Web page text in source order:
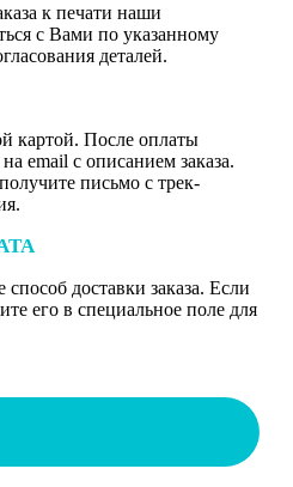
к печати наши
с Вами по указанному
деталей.
картой. После оплаты
email с описанием заказа.
письмо с трек-
доставки заказа. Если
его в специальное поле для